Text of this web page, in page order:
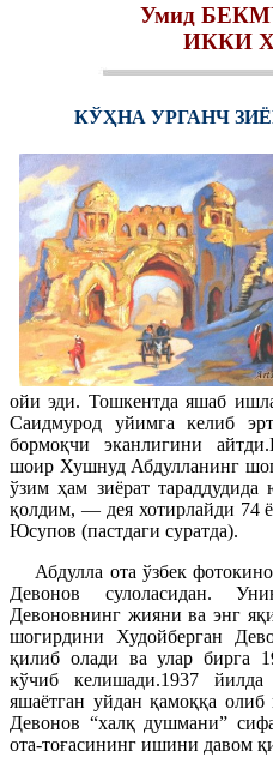
Умид
ИККИ
КЎҲНА УРГАНЧ
ойи эди. Тошкентда яшаб
Саидмурод уйимга келиб
бормоқчи эканлигини
шоир Хушнуд Абдулланинг
ўзим ҳам зиёрат
қолдим, — дея хотирлайди 74
Юсупов (пастдаги суратда).
Абдулла ота ўзбек
Девонов сулоласидан.
Девоновнинг жияни ва энг
шогирдини Худойберган
қилиб олади ва улар бирга
кўчиб келишади.1937
яшаётган уйдан қамоққа олиб
Девонов “халқ душмани”
ота-тоғасининг ишини давом